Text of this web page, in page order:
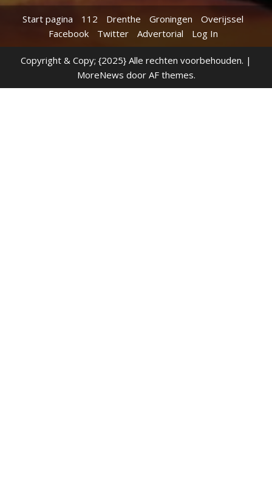
Start pagina 112 Drenthe Groningen
Overijssel
Facebook
Twitter Advertorial Log In
Copyright & Copy; {2025} Alle rechten voorbehouden. |
MoreNews door AF themes.